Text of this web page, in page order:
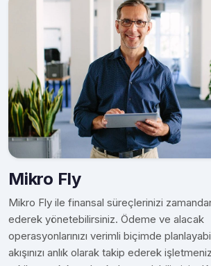
Mikro Fly
Mikro Fly ile finansal süreçlerinizi
ederek yönetebilirsiniz. Ödeme ve alacak
operasyonlarınızı verimli biçimde
akışınızı anlık olarak takip ederek